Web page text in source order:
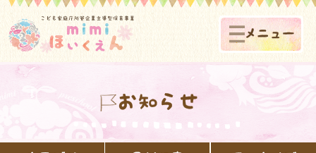
メニュー
お知らせ